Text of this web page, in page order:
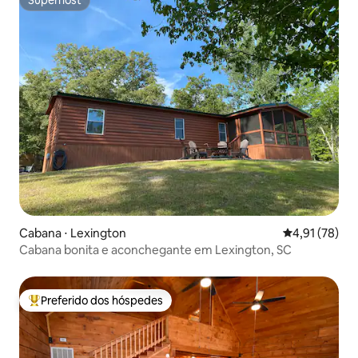
Superhost
Cabana ⋅ Lexington 4,91 de uma
4,91 (78)
Cabana bonita e aconchegante em Lexington, SC
Entre os melhores preferidos dos hóspedes
Preferido dos hóspedes